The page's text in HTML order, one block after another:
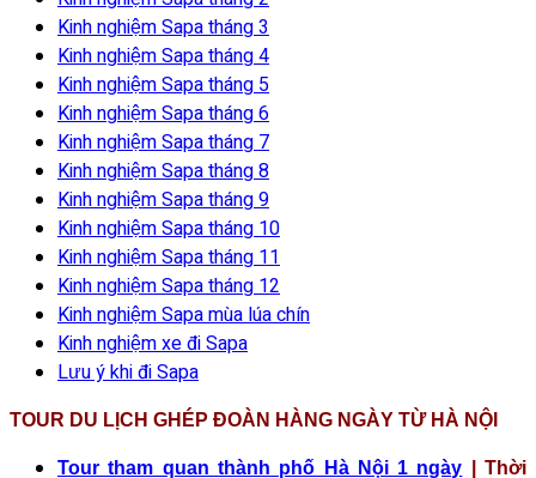
Kinh nghiệm Sapa tháng 3
Kinh nghiệm Sapa tháng 4
Kinh nghiệm Sapa tháng 5
Kinh nghiệm Sapa tháng 6
Kinh nghiệm Sapa tháng 7
Kinh nghiệm Sapa tháng 8
Kinh nghiệm Sapa tháng 9
Kinh nghiệm Sapa tháng 10
Kinh nghiệm Sapa tháng 11
Kinh nghiệm Sapa tháng 12
Kinh nghiệm Sapa mùa lúa chín
Kinh nghiệm xe đi Sapa
Lưu ý khi đi Sapa
TOUR DU LỊCH GHÉP ĐOÀN HÀNG NGÀY TỪ HÀ NỘI
Tour tham quan thành phố Hà Nội 1 ngày | Thời